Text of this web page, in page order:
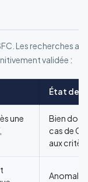
Les recherches
validée :
État des
une
Bien
cas de
aux